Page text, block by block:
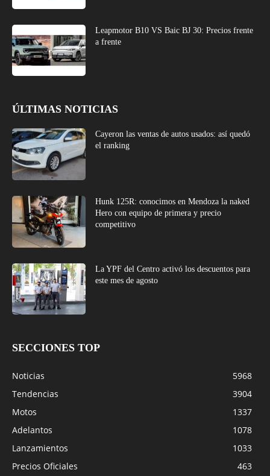
Leapmotor B10 VS Baic BJ 30: Precios frente
a frente
ÚLTIMAS NOTICIAS
Cayeron las ventas de autos usados: así quedó
el ranking
Hunk 125R: conocimos en Mendoza la naked
Hero con equipo de primera y precio
competitivo
La YPF del Centro activó los descuentos para
este mes de agosto
SECCIONES TOP
Noticias
5968
Tendencias
3904
Motos
1337
Adelantos
1078
Lanzamientos
1033
Precios Oficiales
463